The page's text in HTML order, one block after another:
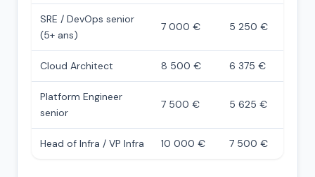
SRE / DevOps senior
(5+ ans)
7 000 € 5 250 €
Cloud Architect 8 500 € 6 375 €
Platform Engineer
senior
7 500 € 5 625 €
Head of Infra / VP Infra 10 000 € 7 500 €